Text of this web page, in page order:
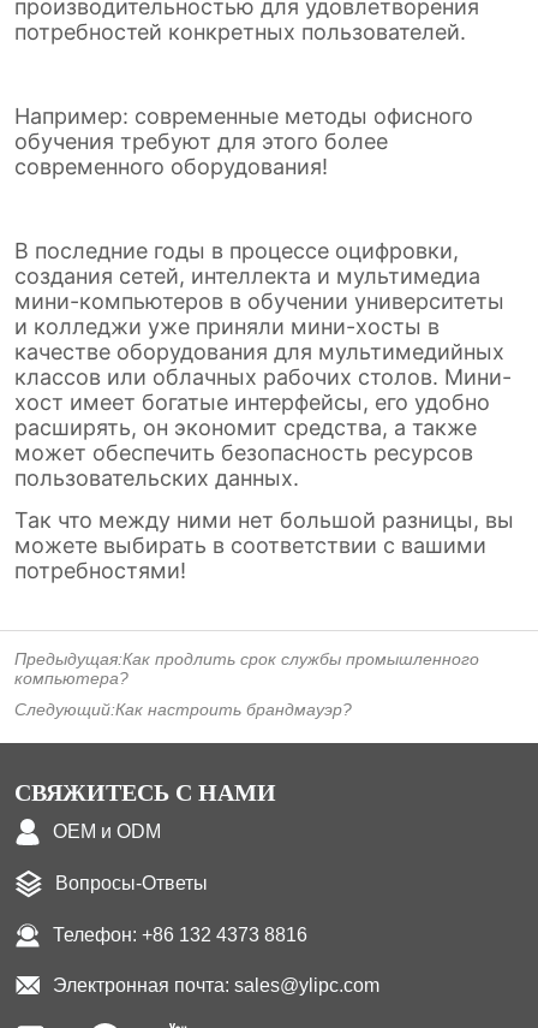
Предыдущая:Как продлить срок службы промышленного
компьютера?
Следующий:Как настроить брандмауэр?
СВЯЖИТЕСЬ С НАМИ
OEM и ODM
Вопросы-Ответы
Телефон: +86 132 4373 8816
Электронная почта: sales@ylipc.com